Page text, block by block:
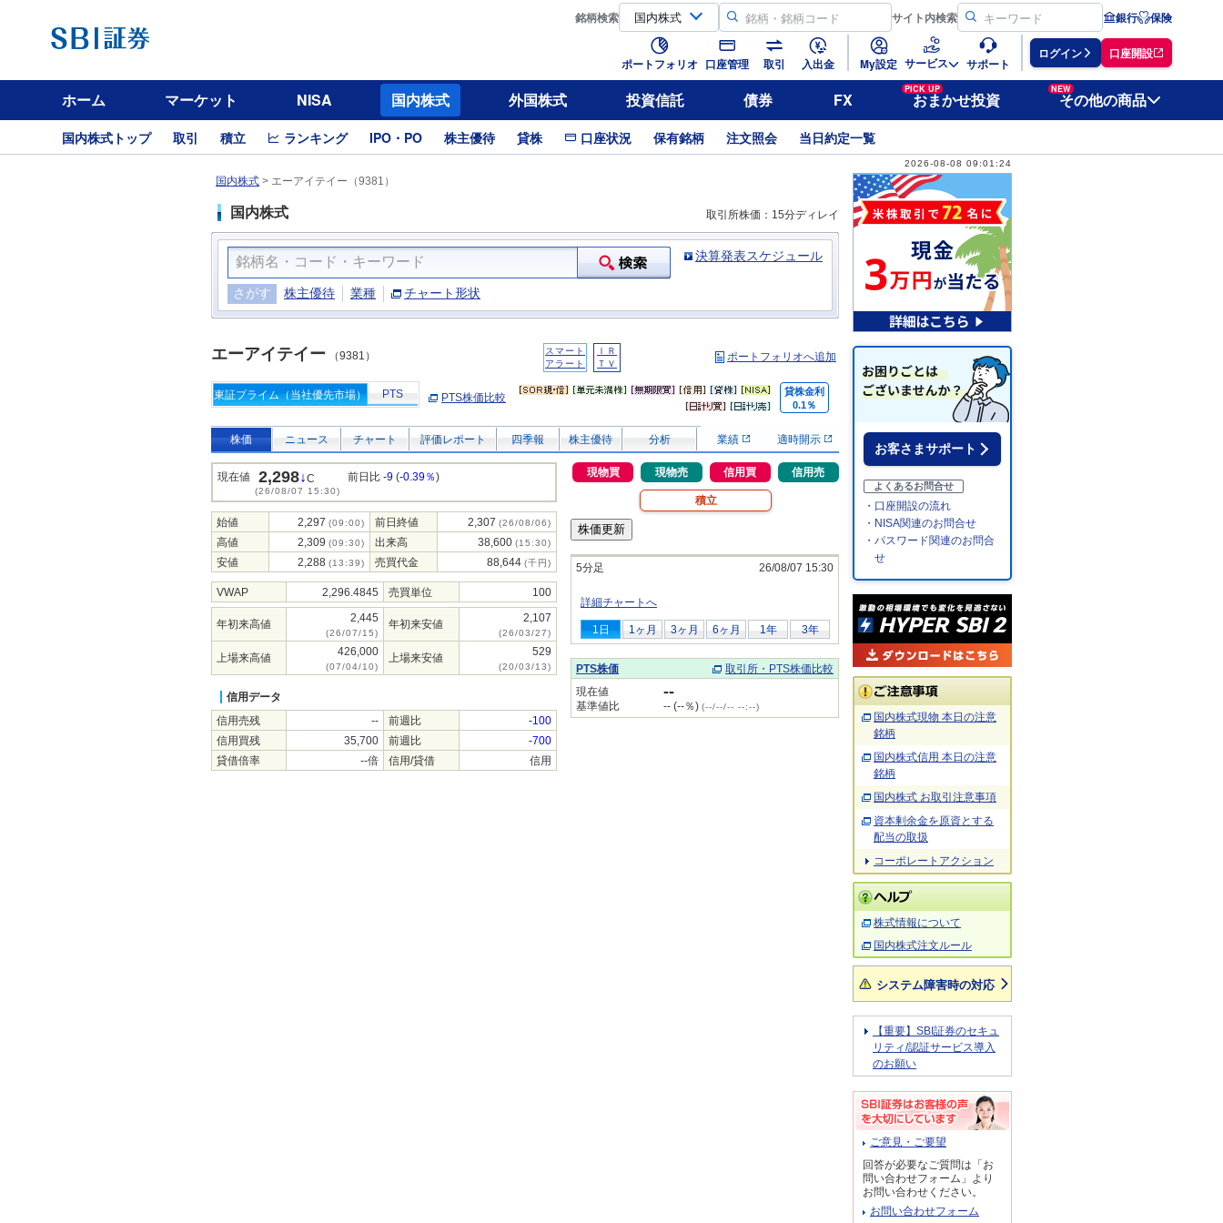
銘柄検索 サイト内検索 銀行 保険
ポートフォリオ 口座管理 取引 入出金 My設定 サービス サポート
ログイン 口座開設
ホーム マーケット NISA 国内株式 外国株式 投資信託 債券 FX
PICK UP
おまかせ投資
NEW
その他の商品
国内株式トップ 取引 積立 ランキング IPO・PO 株主優待 貸株 口座状況 保有銘柄 注文照会 当日約定一覧
2026-08-08 09:01:24
国内株式 > エーアイテイー（9381）
国内株式 取引所株価：15分ディレイ
決算発表スケジュール
さがす 株主優待 業種 チャート形状
エーアイテイー （9381）
スマート
アラート
ＩＲ
ＴＶ
ポートフォリオへ追加
東証プライム（当社優先市場） PTS PTS株価比較
貸株金利
0.1％
株価 ニュース チャート 評価レポート 四季報 株主優待 分析 業績 適時開示
現在値 2,298↓C
(26/08/07 15:30)
前日比 -9 (-0.39％)
始値 2,297 (09:00) 前日終値 2,307 (26/08/06)
高値 2,309 (09:30) 出来高 38,600 (15:30)
安値 2,288 (13:39) 売買代金 88,644 (千円)
VWAP 2,296.4845 売買単位 100
年初来高値 2,445
(26/07/15)
年初来安値 2,107
(26/03/27)
上場来高値 426,000
(07/04/10)
上場来安値 529
(20/03/13)
信用データ
信用売残
-- 前週比
-100
信用買残
35,700 前週比
-700
貸借倍率
--倍 信用/貸借 信用
現物買 現物売 信用買 信用売
積立
5分足 26/08/07 15:30
詳細チャートへ
1日 1ヶ月 3ヶ月 6ヶ月 1年 3年
PTS株価
取引所・PTS株価比較
現在値
--
基準値比 -- (--％) (--/--/-- --:--)
お客さまサポート
よくあるお問合せ
・口座開設の流れ
・NISA関連のお問合せ
・パスワード関連のお問合
せ
国内株式現物 本日の注意
銘柄
国内株式信用 本日の注意
銘柄
国内株式 お取引注意事項
資本剰余金を原資とする
配当の取扱
コーポレートアクション
株式情報について
国内株式注文ルール
システム障害時の対応
【重要】SBI証券のセキュ
リティ/認証サービス導入
のお願い
ご意見・ご要望
回答が必要なご質問は「お
問い合わせフォーム」より
お問い合わせください。
お問い合わせフォーム